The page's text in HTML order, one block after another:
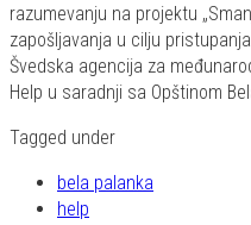
razumevanju na projektu
zapošljavanja u cilju
Švedska agencija za
Help u saradnji sa Opštinom
Tagged under
bela palanka
help